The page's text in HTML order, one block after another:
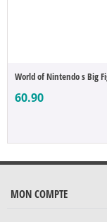
World of Nintendo s Big
60.90
MON COMPTE